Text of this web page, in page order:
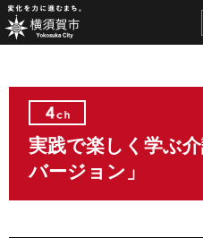
実践で楽しく学ぶ
バージョン」